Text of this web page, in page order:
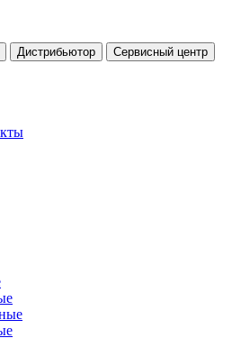
Дистрибьютор Сервисный центр